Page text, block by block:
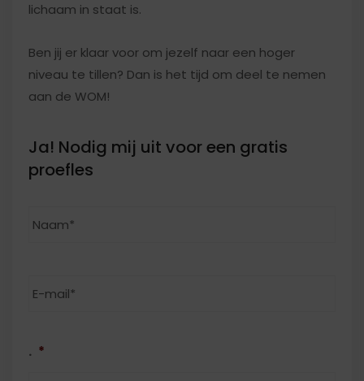
lichaam in staat is.
Ben jij er klaar voor om jezelf naar een hoger
niveau te tillen? Dan is het tijd om deel te nemen
aan de WOM!
Ja! Nodig mij uit voor een gratis
proefles
mailadres
. *